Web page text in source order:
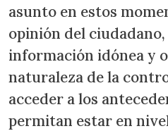
asunto en estos
opinión del
información idónea y
naturaleza de la
acceder a los
permitan estar en